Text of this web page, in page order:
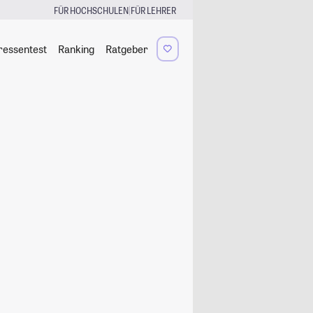
FÜR HOCHSCHULEN|FÜR LEHRER
Ranking Ratgeber